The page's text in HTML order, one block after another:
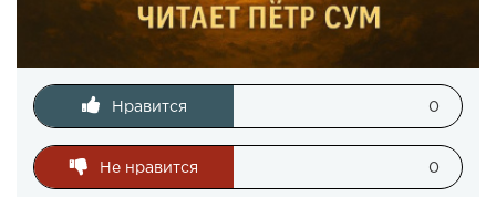
Нравится 0
Не нравится 0